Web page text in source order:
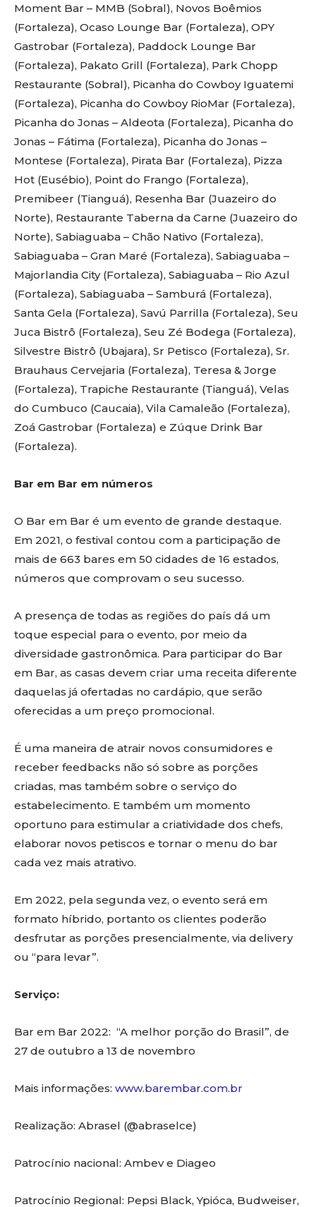
Moment Bar – MMB (Sobral), Novos Boêmios
(Fortaleza), Ocaso Lounge Bar (Fortaleza), OPY
Gastrobar (Fortaleza), Paddock Lounge Bar
(Fortaleza), Pakato Grill (Fortaleza), Park Chopp
Restaurante (Sobral), Picanha do Cowboy Iguatemi
(Fortaleza), Picanha do Cowboy RioMar (Fortaleza),
Picanha do Jonas – Aldeota (Fortaleza), Picanha do
Jonas – Fátima (Fortaleza), Picanha do Jonas –
Montese (Fortaleza), Pirata Bar (Fortaleza), Pizza
Hot (Eusébio), Point do Frango (Fortaleza),
Premibeer (Tianguá), Resenha Bar (Juazeiro do
Norte), Restaurante Taberna da Carne (Juazeiro do
Norte), Sabiaguaba – Chão Nativo (Fortaleza),
Sabiaguaba – Gran Maré (Fortaleza), Sabiaguaba –
Majorlandia City (Fortaleza), Sabiaguaba – Rio Azul
(Fortaleza), Sabiaguaba – Samburá (Fortaleza),
Santa Gela (Fortaleza), Savú Parrilla (Fortaleza), Seu
Juca Bistrô (Fortaleza), Seu Zé Bodega (Fortaleza),
Silvestre Bistrô (Ubajara), Sr Petisco (Fortaleza), Sr.
Brauhaus Cervejaria (Fortaleza), Teresa & Jorge
(Fortaleza), Trapiche Restaurante (Tianguá), Velas
do Cumbuco (Caucaia), Vila Camaleão (Fortaleza),
Zoá Gastrobar (Fortaleza) e Zúque Drink Bar
(Fortaleza).
Bar em Bar em números
O Bar em Bar é um evento de grande destaque.
Em 2021, o festival contou com a participação de
mais de 663 bares em 50 cidades de 16 estados,
números que comprovam o seu sucesso.
A presença de todas as regiões do país dá um
toque especial para o evento, por meio da
diversidade gastronômica. Para participar do Bar
em Bar, as casas devem criar uma receita diferente
daquelas já ofertadas no cardápio, que serão
oferecidas a um preço promocional.
É uma maneira de atrair novos consumidores e
receber feedbacks não só sobre as porções
criadas, mas também sobre o serviço do
estabelecimento. E também um momento
oportuno para estimular a criatividade dos chefs,
elaborar novos petiscos e tornar o menu do bar
cada vez mais atrativo.
Em 2022, pela segunda vez, o evento será em
formato híbrido, portanto os clientes poderão
desfrutar as porções presencialmente, via delivery
ou “para levar”.
Serviço:
Bar em Bar 2022: “A melhor porção do Brasil”, de
27 de outubro a 13 de novembro
Mais informações: www.barembar.com.br
Realização: Abrasel (@abraselce)
Patrocínio nacional: Ambev e Diageo
Patrocínio Regional: Pepsi Black, Ypióca, Budweiser,